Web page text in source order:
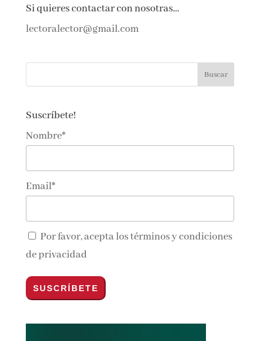
Si quieres contactar con nosotras…
lectoralector@gmail.com
Suscríbete!
Nombre*
Email*
Por favor, acepta lostérminos y condiciones
de privacidad